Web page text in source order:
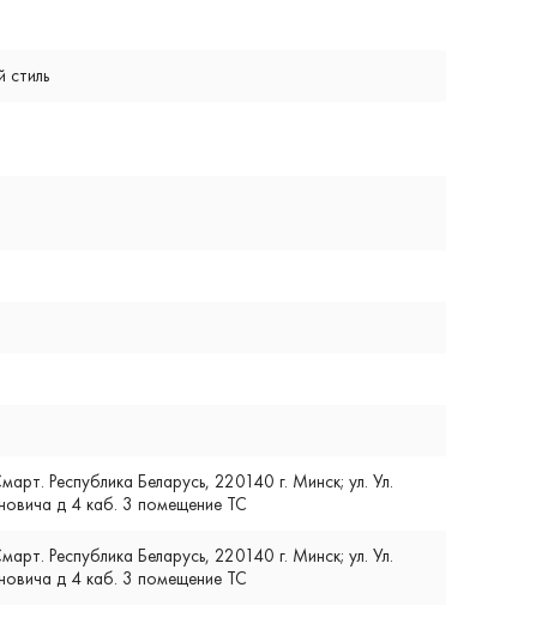
стиль
Республика Беларусь, 220140 г. Минск; ул. Ул.
д 4 каб. 3 помещение ТС
Республика Беларусь, 220140 г. Минск; ул. Ул.
д 4 каб. 3 помещение ТС